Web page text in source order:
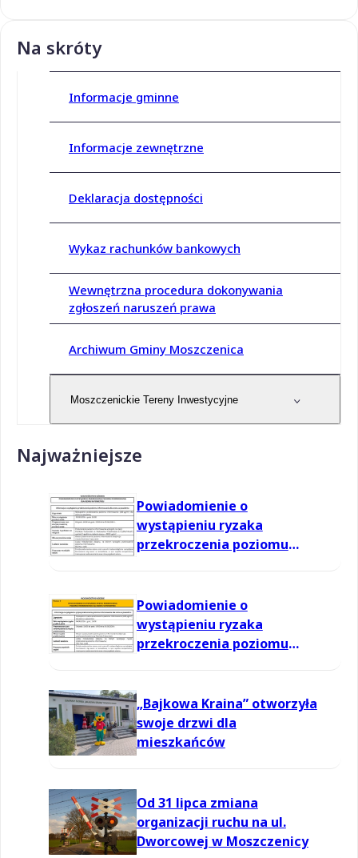
Na skróty
Informacje gminne
Informacje zewnętrzne
Deklaracja dostępności
Wykaz rachunków bankowych
Wewnętrzna procedura dokonywania
zgłoszeń naruszeń prawa
Archiwum Gminy Moszczenica
Moszczenickie Tereny Inwestycyjne
Najważniejsze
Powiadomienie o
wystąpieniu ryzaka
przekroczenia poziomu
Powiadomienie o
wystąpieniu ryzaka
przekroczenia poziomu
„Bajkowa Kraina” otworzyła
swoje drzwi dla
mieszkańców
Od 31 lipca zmiana
organizacji ruchu na ul.
Dworcowej w Moszczenicy